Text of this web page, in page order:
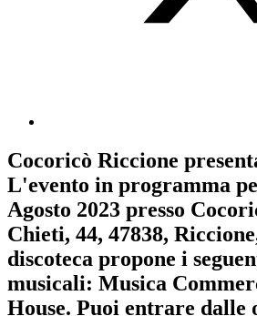
Cocoricò Riccione
L'evento in programma
Agosto 2023 presso
Chieti, 44, 47838,
discoteca propone i
musicali: Musica
House. Puoi entrare dalle